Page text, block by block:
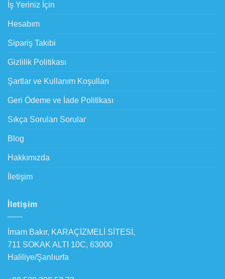
İş Yeriniz İçin
Hesabım
Sipariş Takibi
Gizlilik Politikası
Şartlar ve Kullanım Koşulları
Geri Ödeme ve İade Politikası
Sıkça Sorulan Sorular
Blog
Hakkımızda
İletişim
İletişim
İmam Bakır, KARAÇİZMELİ SİTESİ,
711 SOKAK ALTI 10C, 63000
Haliliye/Şanlıurfa